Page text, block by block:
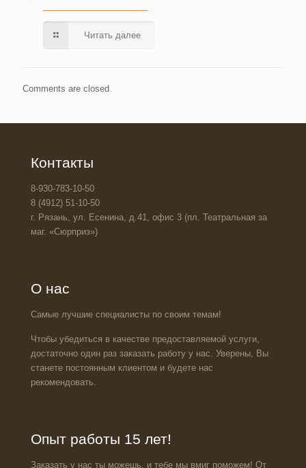
Читать далее
Comments are closed.
Контакты
8-930-783-10-50
8 (4912) 51-10-50
г. Рязань, ул. Есенина, д.41, офис 3 (пл. Театральная за
маг. «Сюрприз»)
О нас
Самые лучшие специалисты по своим темам!
Чтобы убедиться в качестве предоставляемой услуги,
достаточно один раз заказать работу у нас. Уверены, Вы
станете постоянным клиентом и будете нас
рекомендовать.
Опыт работы 15 лет!
Заказать у нас ты можешь, и тебе мы вмиг поможем! От